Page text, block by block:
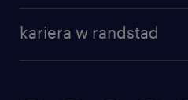
praca w amazon
kariera w randstad